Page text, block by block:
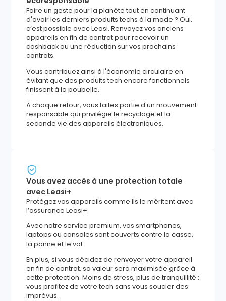
Faire un geste pour la planète tout en continuant
d'avoir les derniers produits techs à la mode ? Oui,
c’est possible avec Leasi. Renvoyez vos anciens
appareils en fin de contrat pour recevoir un
cashback ou une réduction sur vos prochains
contrats.
Vous contribuez ainsi à l'économie circulaire en
évitant que des produits tech encore fonctionnels
finissent à la poubelle.
À chaque retour, vous faites partie d'un mouvement
responsable qui privilégie le recyclage et la
seconde vie des appareils électroniques.
Vous avez accès à une protection totale
avec Leasi+
Protégez vos appareils comme ils le méritent avec
l’assurance Leasi+.
Avec notre service premium, vos smartphones,
laptops ou consoles sont couverts contre la casse,
la panne et le vol.
En plus, si vous décidez de renvoyer votre appareil
en fin de contrat, sa valeur sera maximisée grâce à
cette protection. Moins de stress, plus de tranquillité :
vous profitez de votre tech sans vous soucier des
imprévus.